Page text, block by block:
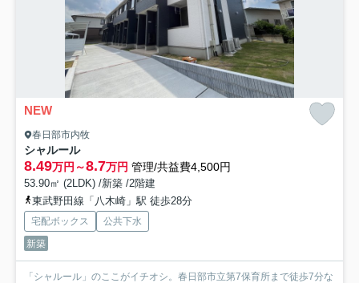
NEW
春日部市内牧
シャルール
8.49万円～8.7万円 管理/共益費4,500円
53.90㎡ (2LDK) /新築 /2階建
東武野田線「八木崎」駅 徒歩28分
宅配ボックス
公共下水
新築
「シャルール」のここがイチオシ。春日部市立第7保育所まで徒歩7分な